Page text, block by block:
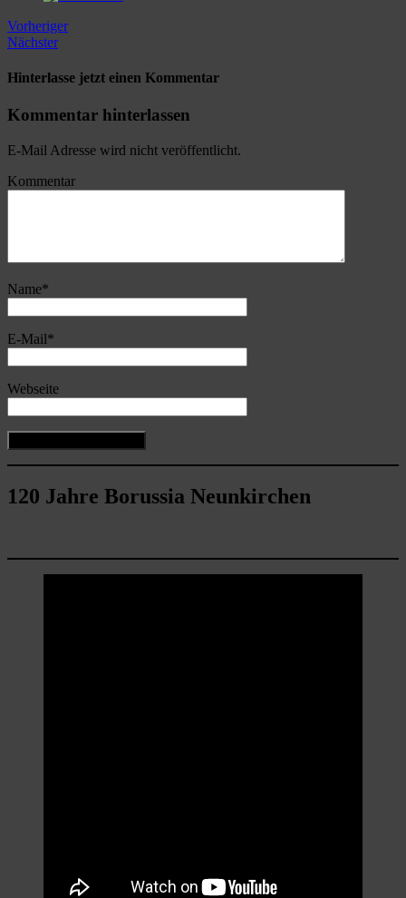
Vorheriger
Nächster
Hinterlasse jetzt einen Kommentar
Kommentar hinterlassen
E-Mail Adresse wird nicht veröffentlicht.
Kommentar
Name*
E-Mail*
Webseite
120 Jahre Borussia Neunkirchen